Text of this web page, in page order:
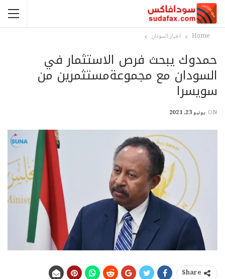
Home اخبار السودان
حمدوك يبحث فرص الاستثمار في
السودان مع مجموعةمستثمرين من
سويسرا
ON يونيو 23, 2021
Share